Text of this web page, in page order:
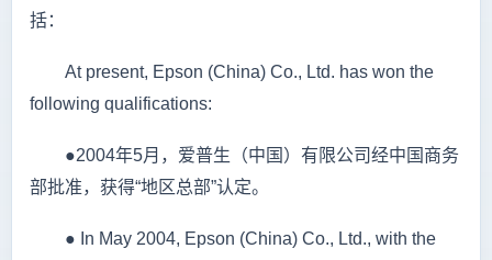
括：
At present, Epson (China) Co., Ltd. has won the
following qualifications:
●2004年5月，爱普生（中国）有限公司经中国商务
部批准，获得“地区总部”认定。
● In May 2004, Epson (China) Co., Ltd., with the